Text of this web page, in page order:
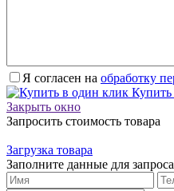
Я согласен на обработку
Закрыть окно
Запросить стоимость товара
Загрузка товара
Заполните данные для